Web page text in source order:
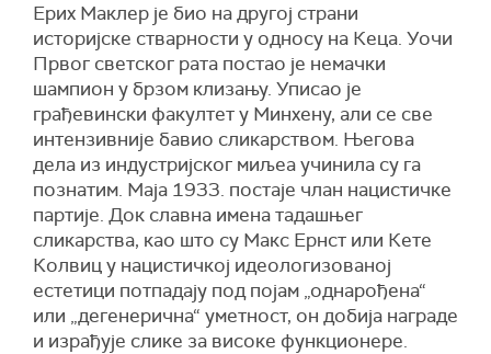
Ерих Маклер је био на другој страни
историјске стварности у односу на Кеца. Уочи
Првог светског рата постао је немачки
шампион у брзом клизању. Уписао је
грађевински факултет у Минхену, али се све
интензивније бавио сликарством. Његова
дела из индустријског миљеа учинила су га
познатим. Маја 1933. постаје члан нацистичке
партије. Док славна имена тадашњег
сликарства, као што су Макс Ернст или Кете
Колвиц у нацистичкој идеологизованој
естетици потпадају под појам „однарођена“
или „дегенерична“ уметност, он добија награде
и израђује слике за високе функционере.